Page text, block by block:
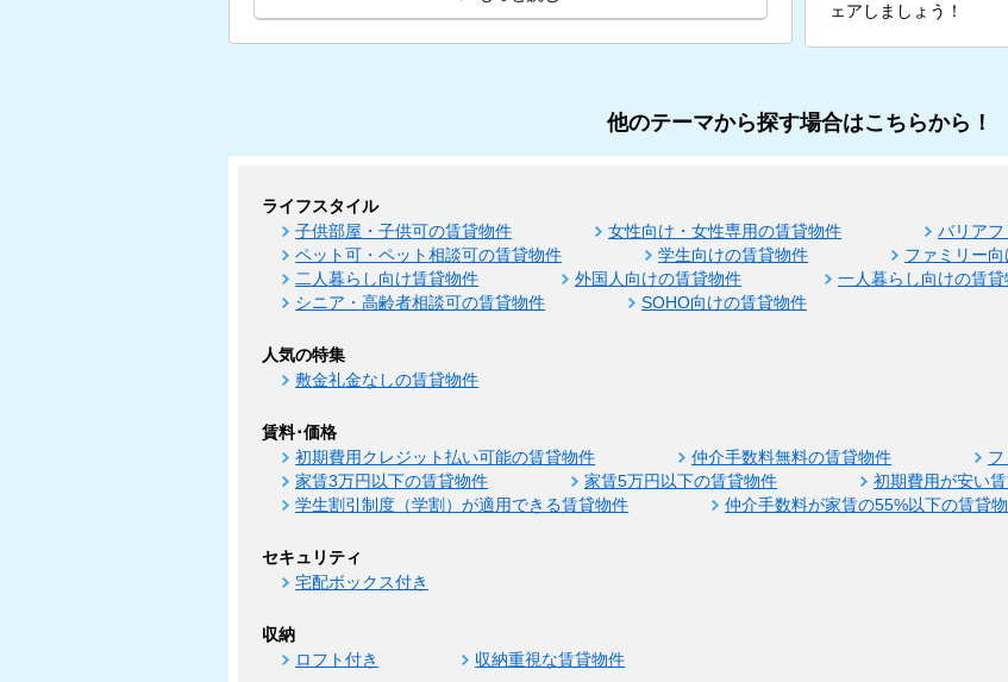
ェアしましょう！
他のテーマから探す場合はこちらから！
ライフスタイル
子供部屋・子供可の賃貸物件 女性向け・女性専用の賃貸物件
バリア
ペット可・ペット相談可の賃貸物件
学生向けの賃貸物件 ファミリー
二人暮らし向け賃貸物件
外国人向けの賃貸物件
一人暮らし向けの賃貸
シニア・高齢者相談可の賃貸物件
SOHO向けの賃貸物件
人気の特集
敷金礼金なしの賃貸物件
賃料･価格
初期費用クレジット払い可能の賃貸物件 仲介手数料無料の賃貸物件
家賃3万円以下の賃貸物件
家賃5万円以下の賃貸物件 初期費用が安い
学生割引制度（学割）が適用できる賃貸物件
仲介手数料が家賃の55%以下の賃貸
セキュリティ
宅配ボックス付き
収納
ロフト付き 収納重視な賃貸物件